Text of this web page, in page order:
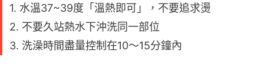
1. 水溫37~39度「溫熱即可」，不要追求燙
2. 不要久站熱水下沖洗同一部位
3. 洗澡時間盡量控制在10～15分鐘內